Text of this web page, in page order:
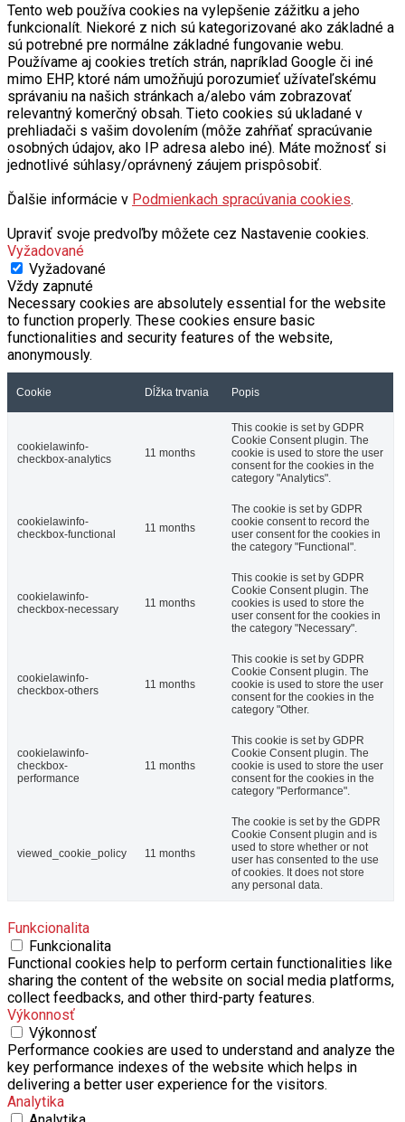
Tento web používa cookies na vylepšenie zážitku a jeho
funkcionalít. Niekoré z nich sú kategorizované ako základné a
sú potrebné pre normálne základné fungovanie webu.
Používame aj cookies tretích strán, napríklad Google či iné
mimo EHP, ktoré nám umožňujú porozumieť užívateľskému
správaniu na našich stránkach a/alebo vám zobrazovať
relevantný komerčný obsah. Tieto cookies sú ukladané v
prehliadači s vašim dovolením (môže zahŕňať spracúvanie
osobných údajov, ako IP adresa alebo iné). Máte možnosť si
jednotlivé súhlasy/oprávnený záujem prispôsobiť.
Ďalšie informácie v Podmienkach spracúvania cookies.
Upraviť svoje predvoľby môžete cez Nastavenie cookies.
Vyžadované
Vyžadované
Vždy zapnuté
Necessary cookies are absolutely essential for the website
to function properly. These cookies ensure basic
functionalities and security features of the website,
anonymously.
Cookie Dĺžka trvania Popis
cookielawinfo-
checkbox-analytics
11 months
This cookie is set by GDPR
Cookie Consent plugin. The
cookie is used to store the user
consent for the cookies in the
category "Analytics".
cookielawinfo-
checkbox-functional
11 months
The cookie is set by GDPR
cookie consent to record the
user consent for the cookies in
the category "Functional".
cookielawinfo-
checkbox-necessary
11 months
This cookie is set by GDPR
Cookie Consent plugin. The
cookies is used to store the
user consent for the cookies in
the category "Necessary".
cookielawinfo-
checkbox-others
11 months
This cookie is set by GDPR
Cookie Consent plugin. The
cookie is used to store the user
consent for the cookies in the
category "Other.
cookielawinfo-
checkbox-
performance
11 months
This cookie is set by GDPR
Cookie Consent plugin. The
cookie is used to store the user
consent for the cookies in the
category "Performance".
viewed_cookie_policy 11 months
The cookie is set by the GDPR
Cookie Consent plugin and is
used to store whether or not
user has consented to the use
of cookies. It does not store
any personal data.
Funkcionalita
Funkcionalita
Functional cookies help to perform certain functionalities like
sharing the content of the website on social media platforms,
collect feedbacks, and other third-party features.
Výkonnosť
Výkonnosť
Performance cookies are used to understand and analyze the
key performance indexes of the website which helps in
delivering a better user experience for the visitors.
Analytika